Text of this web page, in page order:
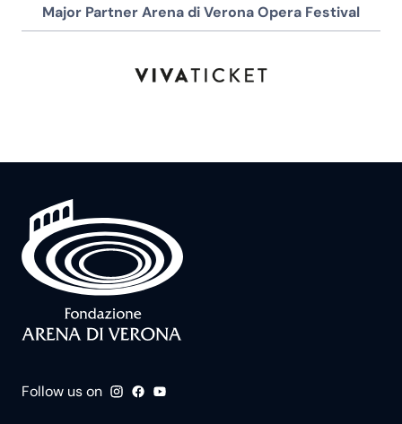
Major Partner Arena di Verona Opera Festival
Follow us on